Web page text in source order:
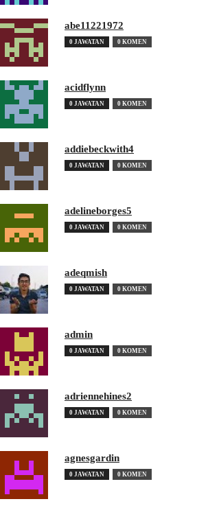
abe11221972
0 JAWATAN 0 KOMEN
acidflynn
0 JAWATAN 0 KOMEN
addiebeckwith4
0 JAWATAN 0 KOMEN
adelineborges5
0 JAWATAN 0 KOMEN
adeqmish
0 JAWATAN 0 KOMEN
admin
0 JAWATAN 0 KOMEN
adriennehines2
0 JAWATAN 0 KOMEN
agnesgardin
0 JAWATAN 0 KOMEN